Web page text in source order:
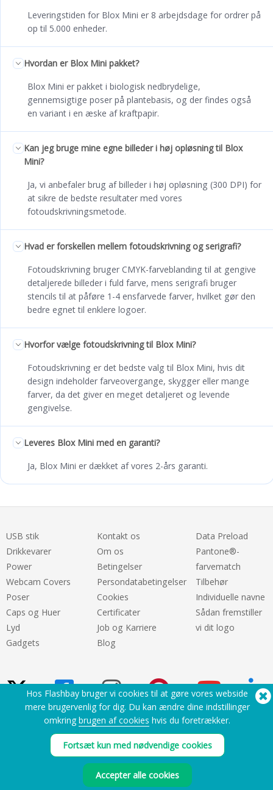
Leveringstiden for Blox Mini er 8 arbejdsdage for ordrer på
op til 5.000 enheder.
Hvordan er Blox Mini pakket?
Blox Mini er pakket i biologisk nedbrydelige,
gennemsigtige poser på plantebasis, og der findes også
en variant i en æske af kraftpapir.
Kan jeg bruge mine egne billeder i høj opløsning til Blox
Mini?
Ja, vi anbefaler brug af billeder i høj opløsning (300 DPI) for
at sikre de bedste resultater med vores
fotoudskrivningsmetode.
Hvad er forskellen mellem fotoudskrivning og serigrafi?
Fotoudskrivning bruger CMYK-farveblanding til at gengive
detaljerede billeder i fuld farve, mens serigrafi bruger
stencils til at påføre 1-4 ensfarvede farver, hvilket gør den
bedre egnet til enklere logoer.
Hvorfor vælge fotoudskrivning til Blox Mini?
Fotoudskrivning er det bedste valg til Blox Mini, hvis dit
design indeholder farveovergange, skygger eller mange
farver, da det giver en meget detaljeret og levende
gengivelse.
Leveres Blox Mini med en garanti?
Ja, Blox Mini er dækket af vores 2-års garanti.
USB stik
Drikkevarer
Power
Webcam Covers
Poser
Caps og Huer
Lyd
Gadgets
Kontakt os
Om os
Betingelser
Persondatabetingelser
Cookies
Certificater
Job og Karriere
Blog
Data Preload
Pantone®-
farvematch
Tilbehør
Individuelle navne
Sådan fremstiller
vi dit logo
Brug for hjælp? Tel:(650) 938-3500 (US)
Copyright © 2026 Flashbay
Hos Flashbay bruger vi cookies til at gøre vores webside
mere brugervenlig for dig. Du kan ændre dine indstillinger
omkring brugen af cookies hvis du foretrækker.
Fortsæt kun med nødvendige cookies
Accepter alle cookies